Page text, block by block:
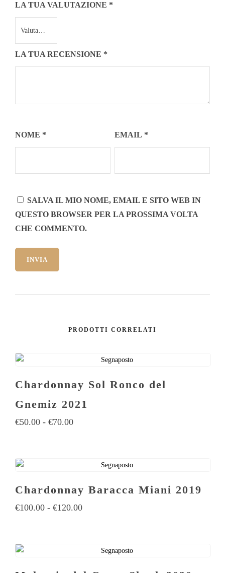
LA TUA VALUTAZIONE *
LA TUA RECENSIONE *
NOME * EMAIL *
SALVA IL MIO NOME, EMAIL E SITO WEB IN
QUESTO BROWSER PER LA PROSSIMA VOLTA
CHE COMMENTO.
PRODOTTI CORRELATI
Chardonnay Sol Ronco del
Gnemiz 2021
€50.00 - €70.00
Chardonnay Baracca Miani 2019
€100.00 - €120.00